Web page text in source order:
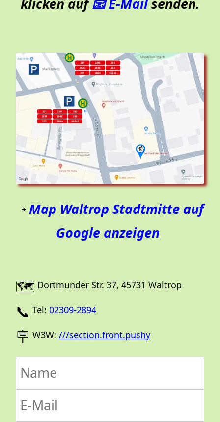
Map Waltrop Stadtmitte auf
Google anzeigen
🗺️ Dortmunder Str. 37, 45731 Waltrop
📞 Tel: 02309-2894
🪧 W3W: ///section.front.pushy